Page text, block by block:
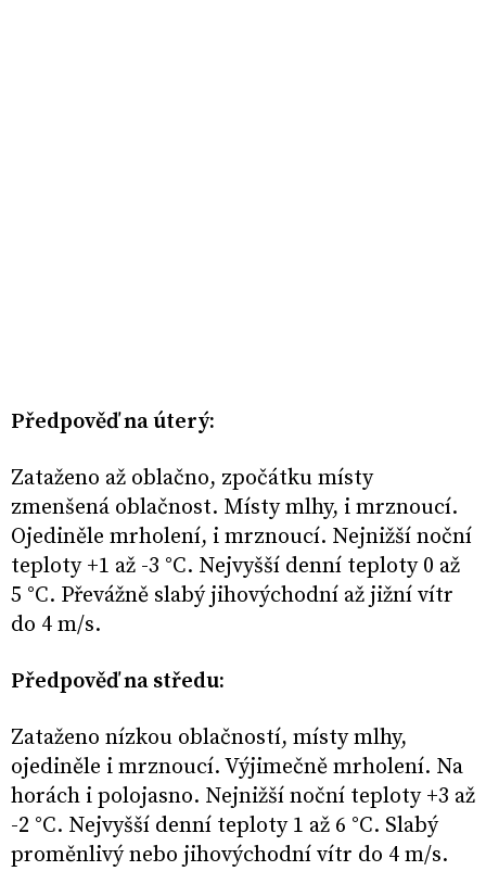
Předpověď na úterý:
Zataženo až oblačno, zpočátku místy
zmenšená oblačnost. Místy mlhy, i mrznoucí.
Ojediněle mrholení, i mrznoucí. Nejnižší noční
teploty +1 až -3 °C. Nejvyšší denní teploty 0 až
5 °C. Převážně slabý jihovýchodní až jižní vítr
do 4 m/s.
Předpověď na středu:
Zataženo nízkou oblačností, místy mlhy,
ojediněle i mrznoucí. Výjimečně mrholení. Na
horách i polojasno. Nejnižší noční teploty +3 až
-2 °C. Nejvyšší denní teploty 1 až 6 °C. Slabý
proměnlivý nebo jihovýchodní vítr do 4 m/s.